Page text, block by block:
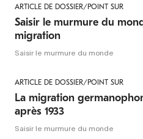
ARTICLE DE DOSSIER/POINT SUR
Saisir le murmure du
migration
Saisir le murmure du monde
ARTICLE DE DOSSIER/POINT SUR
La migration
après 1933
Saisir le murmure du monde